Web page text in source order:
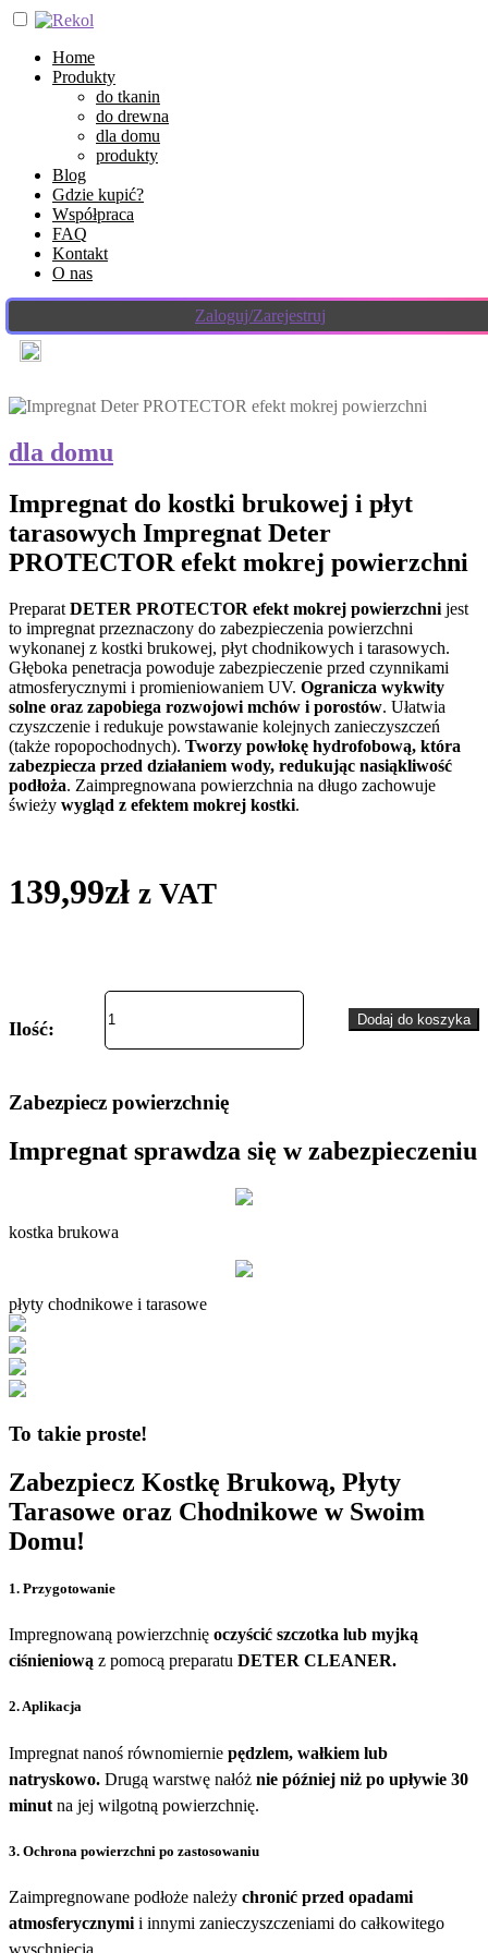
Home
Produkty
do tkanin
do drewna
dla domu
produkty
Blog
Gdzie kupić?
Współpraca
FAQ
Kontakt
O nas
Zaloguj/Zarejestruj
dla domu
Impregnat do kostki brukowej i płyt
tarasowych Impregnat Deter
PROTECTOR efekt mokrej powierzchni
Preparat DETER PROTECTOR efekt mokrej powierzchni jest
to impregnat przeznaczony do zabezpieczenia powierzchni
wykonanej z kostki brukowej, płyt chodnikowych i tarasowych.
Głęboka penetracja powoduje zabezpieczenie przed czynnikami
atmosferycznymi i promieniowaniem UV. Ogranicza wykwity
solne oraz zapobiega rozwojowi mchów i porostów. Ułatwia
czyszczenie i redukuje powstawanie kolejnych zanieczyszczeń
(także ropopochodnych). Tworzy powłokę hydrofobową, która
zabezpiecza przed działaniem wody, redukując nasiąkliwość
podłoża. Zaimpregnowana powierzchnia na długo zachowuje
świeży wygląd z efektem mokrej kostki.
139,99zł z VAT
Ilość:
ilość
Impregnat
mokrej
powierzchni
Dodaj do koszyka
Zabezpiecz powierzchnię
Impregnat sprawdza się w zabezpieczeniu
kostka brukowa
płyty chodnikowe i tarasowe
To takie proste!
Zabezpiecz Kostkę Brukową, Płyty
Tarasowe oraz Chodnikowe w Swoim
Domu!
1. Przygotowanie
Impregnowaną powierzchnię oczyścić szczotka lub myjką
ciśnieniową z pomocą preparatu DETER CLEANER.
2. Aplikacja
Impregnat nanoś równomiernie pędzlem, wałkiem lub
natryskowo. Drugą warstwę nałóż nie później niż po upływie 30
minut na jej wilgotną powierzchnię.
3. Ochrona powierzchni po zastosowaniu
Zaimpregnowane podłoże należy chronić przed opadami
atmosferycznymi i innymi zanieczyszczeniami do całkowitego
wyschnięcia.